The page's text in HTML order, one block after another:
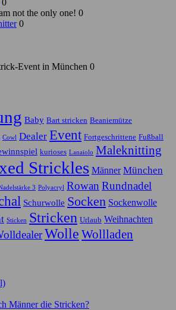
not the only one! 0
0
Event in München 0
Baby Bart stricken Beaniemütze
Cowl Dealer Event Fortgeschrittene Fußball
kurioses Lanaiolo Maleknitting
Strickles Männer München
3 Polyacryl Rowan Rundnadel
Schurwolle Socken Sockenwolle
Sticken Stricken Urlaub Weihnachten
Wolle Wollladen
Männer die Stricken?